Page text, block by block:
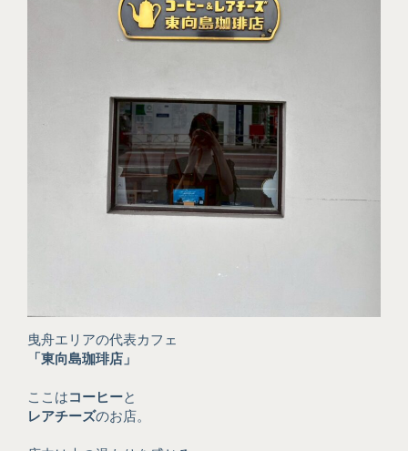
曳舟エリアの代表カフェ
「東向島珈琲店」
ここはコーヒーと
レアチーズのお店。